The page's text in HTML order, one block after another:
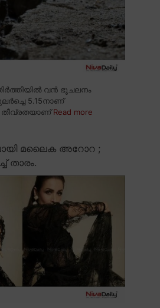
വൻ ഭൂചലനം
5.15നാണ്
തീവ്രതയാണ്Read more
മലൈക അറോറ ;
താരം.